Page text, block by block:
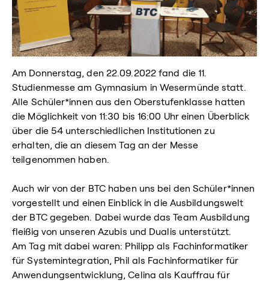
Am Donnerstag, den 22.09.2022 fand die 11.
Studienmesse am Gymnasium in Wesermünde statt.
Alle Schüler*innen aus den Oberstufenklasse hatten
die Möglichkeit von 11:30 bis 16:00 Uhr einen Überblick
über die 54 unterschiedlichen Institutionen zu
erhalten, die an diesem Tag an der Messe
teilgenommen haben.
Auch wir von der BTC haben uns bei den Schüler*innen
vorgestellt und einen Einblick in die Ausbildungswelt
der BTC gegeben. Dabei wurde das Team Ausbildung
fleißig von unseren Azubis und Dualis unterstützt.
Am Tag mit dabei waren: Philipp als Fachinformatiker
für Systemintegration, Phil als Fachinformatiker für
Anwendungsentwicklung, Celina als Kauffrau für